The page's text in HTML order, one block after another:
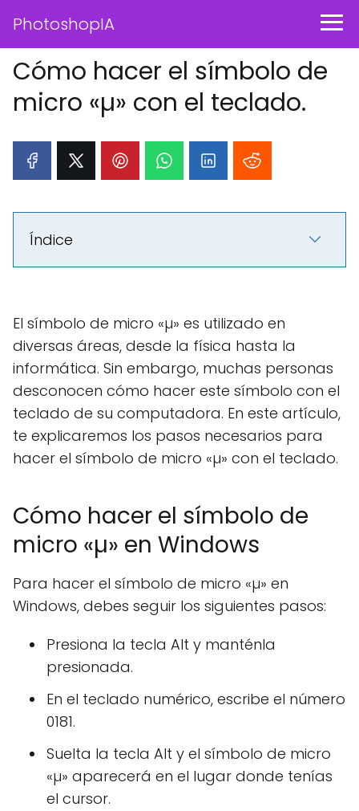
PhotoshopIA
Cómo hacer el símbolo de
micro «µ» con el teclado.
Índice
El símbolo de micro «µ» es utilizado en
diversas áreas, desde la física hasta la
informática. Sin embargo, muchas personas
desconocen cómo hacer este símbolo con el
teclado de su computadora. En este artículo,
te explicaremos los pasos necesarios para
hacer el símbolo de micro «µ» con el teclado.
Cómo hacer el símbolo de
micro «µ» en Windows
Para hacer el símbolo de micro «µ» en
Windows, debes seguir los siguientes pasos:
Presiona la tecla Alt y manténla
presionada.
En el teclado numérico, escribe el número
0181.
Suelta la tecla Alt y el símbolo de micro
«µ» aparecerá en el lugar donde tenías
el cursor.